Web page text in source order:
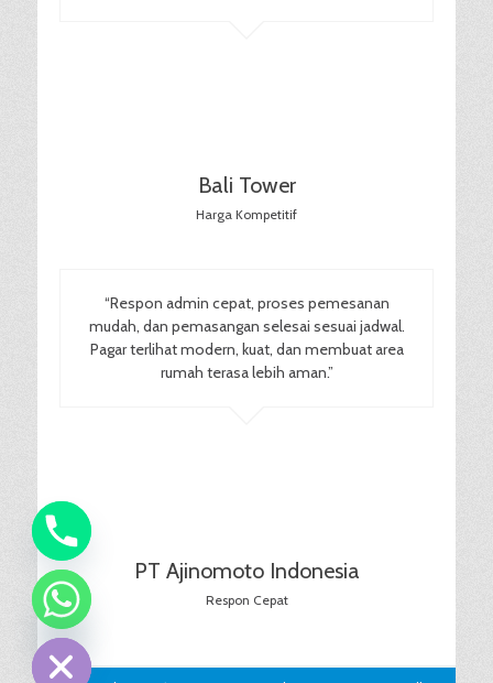
Bali Tower
Harga Kompetitif
“Respon admin cepat, proses pemesanan
mudah, dan pemasangan selesai sesuai jadwal.
Pagar terlihat modern, kuat, dan membuat area
rumah terasa lebih aman.”
PT Ajinomoto Indonesia
Respon Cepat
Hide
chaty